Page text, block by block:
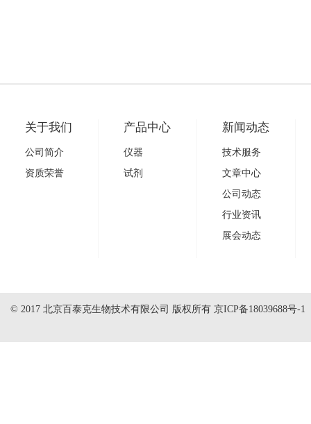
关于我们
公司简介
资质荣誉
产品中心
仪器
试剂
新闻动态
技术服务
文章中心
公司动态
行业资讯
展会动态
© 2017 北京百泰克生物技术有限公司 版权所有 京ICP备18039688号-1